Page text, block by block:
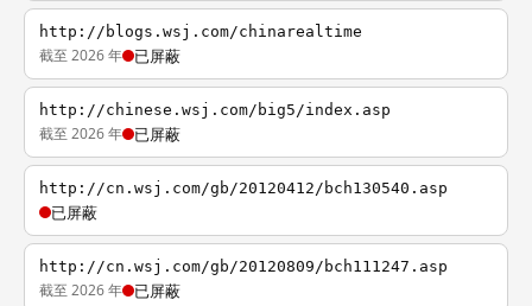
http://blogs.wsj.com/chinarealtime
截至 2026 年 已屏蔽
http://chinese.wsj.com/big5/index.asp
截至 2026 年 已屏蔽
http://cn.wsj.com/gb/20120412/bch130540.asp
已屏蔽
http://cn.wsj.com/gb/20120809/bch111247.asp
截至 2026 年 已屏蔽